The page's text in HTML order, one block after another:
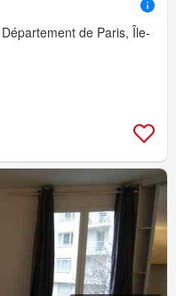
de Paris, Île-